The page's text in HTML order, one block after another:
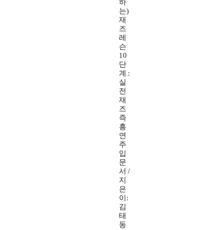
하
는)
재
즈
레
슨
10
단
계 :
실
전
재
즈
즉
흥
연
주
입
문
서 /
지
은
이:
김
태
동